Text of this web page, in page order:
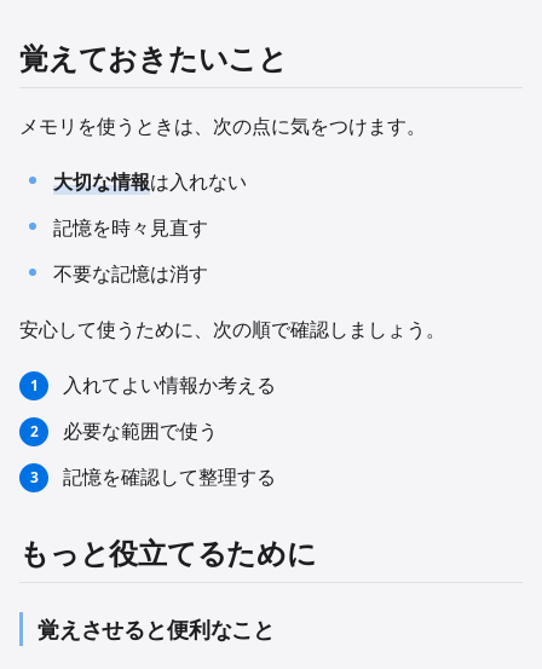
覚えておきたいこと
メモリを使うときは、次の点に気をつけます。
大切な情報は入れない
記憶を時々見直す
不要な記憶は消す
安心して使うために、次の順で確認しましょう。
入れてよい情報か考える
必要な範囲で使う
記憶を確認して整理する
もっと役立てるために
覚えさせると便利なこと